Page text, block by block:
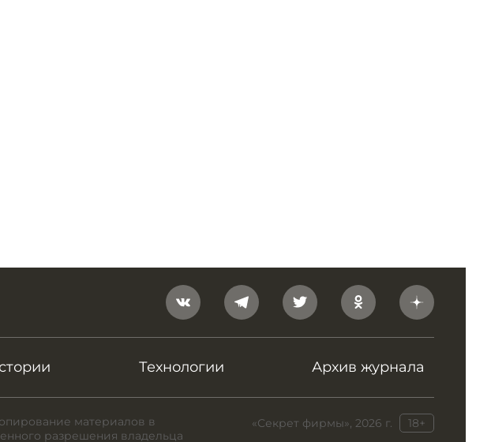
Технологии Архив журнала
«Секрет фирмы», 2026 г.
18+
материалов в
разрешения владельца